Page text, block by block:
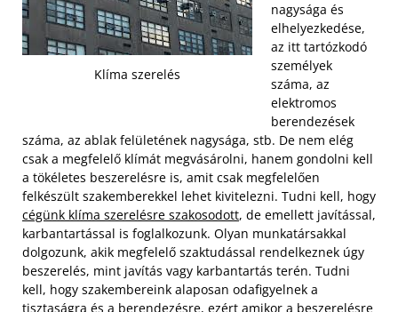
Klíma szerelés
nagysága és
elhelyezkedése,
az itt tartózkodó
személyek
száma, az
elektromos
berendezések
száma, az ablak felületének nagysága, stb. De nem elég
csak a megfelelő klímát megvásárolni, hanem gondolni kell
a tökéletes beszerelésre is, amit csak megfelelően
felkészült szakemberekkel lehet kivitelezni. Tudni kell, hogy
cégünk klíma szerelésre szakosodott, de emellett javítással,
karbantartással is foglalkozunk. Olyan munkatársakkal
dolgozunk, akik megfelelő szaktudással rendelkeznek úgy
beszerelés, mint javítás vagy karbantartás terén. Tudni
kell, hogy szakembereink alaposan odafigyelnek a
tisztaságra és a berendezésre, ezért amikor a beszerelésre